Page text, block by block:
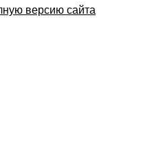
версию сайта